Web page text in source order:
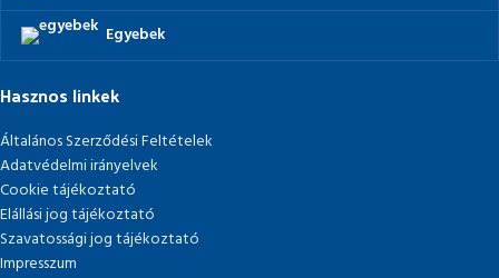
Egyebek
Hasznos linkek
Általános Szerződési Feltételek
Adatvédelmi irányelvek
Cookie tájékoztató
Elállási jog tájékoztató
Szavatossági jog tájékoztató
Impresszum